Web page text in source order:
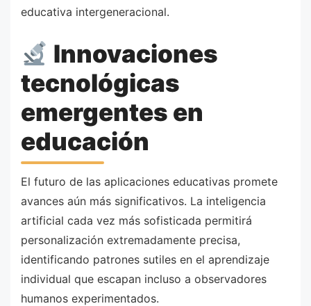
educativa intergeneracional.
Innovaciones
tecnológicas
emergentes en
educación
El futuro de las aplicaciones educativas promete
avances aún más significativos. La inteligencia
artificial cada vez más sofisticada permitirá
personalización extremadamente precisa,
identificando patrones sutiles en el aprendizaje
individual que escapan incluso a observadores
humanos experimentados.